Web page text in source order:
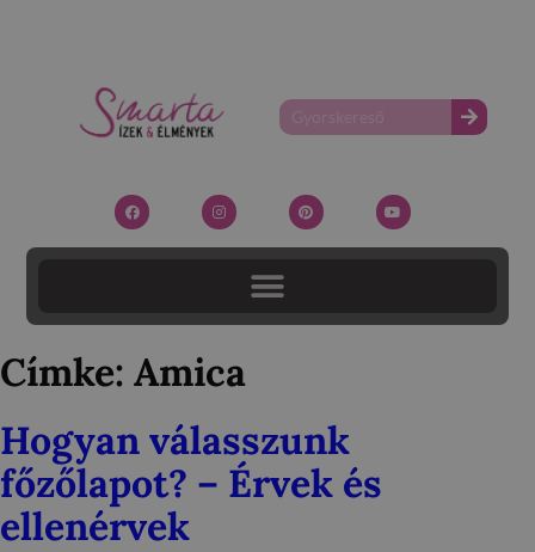
Címke: Amica
Hogyan válasszunk
főzőlapot? – Érvek és
ellenérvek